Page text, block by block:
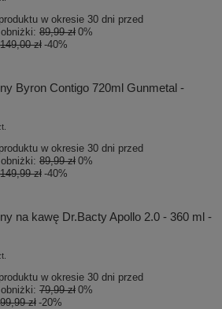
w okresie 30 dni przed
89,99 zł 0%
149,00 zł -40%
Byron Contigo 720ml Gunmetal -
w okresie 30 dni przed
89,99 zł 0%
149,99 zł -40%
na kawę Dr.Bacty Apollo 2.0 - 360 ml -
w okresie 30 dni przed
79,99 zł 0%
99,99 zł -20%